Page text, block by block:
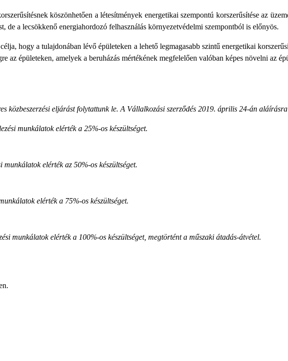
köszönhetően a létesítmények energetikai szempontú korszerűsítése az
de a lecsökkenő energiahordozó felhasználás környezetvédelmi szempontból is előnyös.
hogy a tulajdonában lévő épületeken a lehető legmagasabb szintű energetikai
az épületeken, amelyek a beruházás mértékének megfelelően valóban képes növelni az
közbeszerzési eljárást folytattunk le. A Vállalkozási szerződés 2019. április 24-án
munkálatok elérték a 25%-os készültséget.
elérték az 50%-os készültséget.
elérték a 75%-os készültséget.
munkálatok elérték a 100%-os készültséget, megtörtént a műszaki átadás-átvétel.